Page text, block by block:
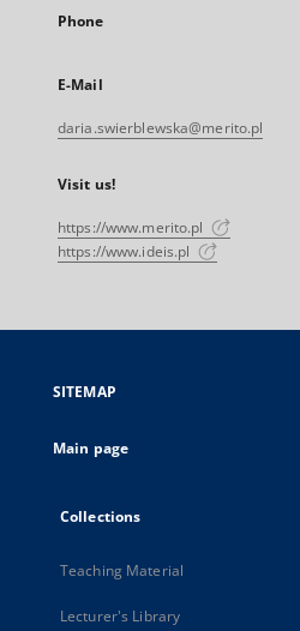
Phone
E-Mail
daria.swierblewska@merito.pl
Visit us!
https://www.merito.pl
https://www.ideis.pl
SITEMAP
Main page
Collections
Teaching Material
Lecturer's Library